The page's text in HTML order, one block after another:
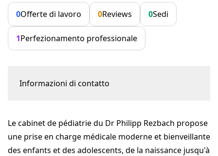
0Offerte di lavoro 0Reviews 0Sedi
1Perfezionamento professionale
Informazioni di contatto
rezbach@pediatre-chailly.ch
+41 21 653 12 12
pediatre-chailly.ch
Le cabinet de pédiatrie du Dr Philipp Rezbach propose
une prise en charge médicale moderne et bienveillante
des enfants et des adolescents, de la naissance jusqu'à